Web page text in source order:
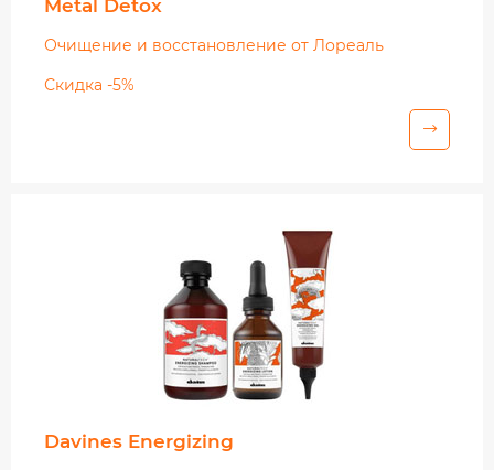
Metal Detox
Очищение и восстановление от Лореаль
Скидка -5%
Davines Energizing